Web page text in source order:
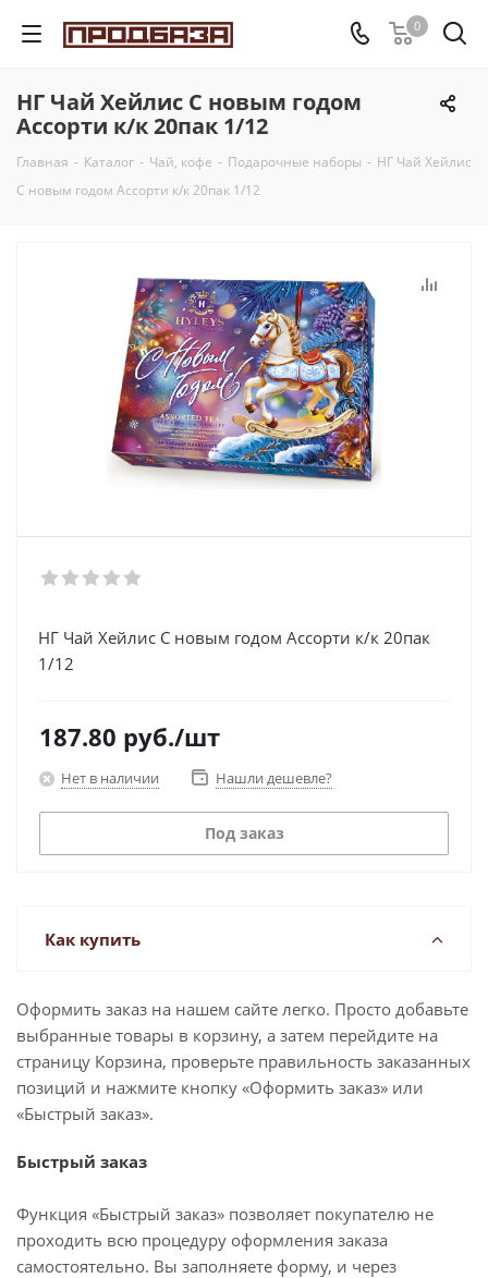
0
НГ Чай Хейлис С новым годом
Ассорти к/к 20пак 1/12
Главная - Каталог - Чай, кофе - Подарочные наборы - НГ Чай Хейлис
С новым годом Ассорти к/к 20пак 1/12
НГ Чай Хейлис С новым годом Ассорти к/к 20пак
1/12
187.80 руб./шт
Нет в наличии Нашли дешевле?
Под заказ
Как купить
Оформить заказ на нашем сайте легко. Просто добавьте
выбранные товары в корзину, а затем перейдите на
страницу Корзина, проверьте правильность заказанных
позиций и нажмите кнопку «Оформить заказ» или
«Быстрый заказ».
Быстрый заказ
Функция «Быстрый заказ» позволяет покупателю не
проходить всю процедуру оформления заказа
самостоятельно. Вы заполняете форму, и через